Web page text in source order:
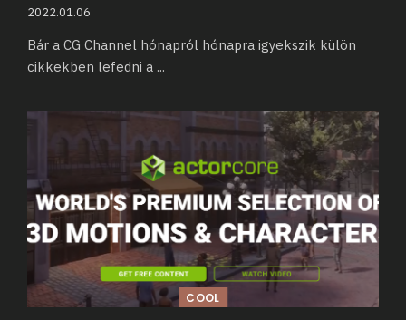
2022.01.06
Bár a CG Channel hónapról hónapra igyekszik külön
cikkekben lefedni a ...
COOL